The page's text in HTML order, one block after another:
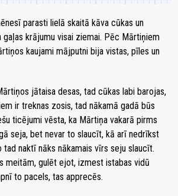
parasti lielā skaitā kāva cūkas un
gaļas krājumu visai ziemai. Pēc Mārtiņiem
kaujami mājputni bija vistas, pīles un
jātaisa desas, tad cūkas labi barojas,
ir treknas zosis, tad nākamā gadā būs
ticējumi vēsta, ka Mārtiņa vakarā pirms
seja, bet nevar to slaucīt, kā arī nedrīkst
naktī nāks nākamais vīrs seju slaucīt.
meitām, gulēt ejot, izmest istabas vidū
to pacels, tas apprecēs.